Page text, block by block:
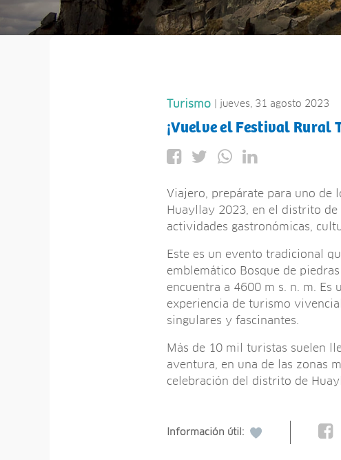
Turismo | jueves, 31 agosto 2023
¡Vuelve el Festival Rural
Viajero, prepárate para uno de
Huayllay 2023, en el distrito
actividades gastronómicas,
Este es un evento tradicional
emblemático Bosque de
encuentra a 4600 m s. n. m.
experiencia de turismo
singulares y fascinantes.
Más de 10 mil turistas suelen
aventura, en una de las zonas
celebración del distrito de
Información útil: